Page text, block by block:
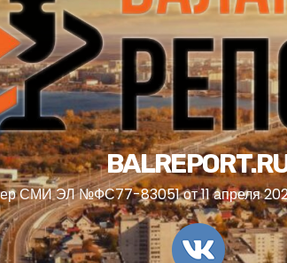
СМИ ЭЛ №ФС77-83051 от 11 апреля